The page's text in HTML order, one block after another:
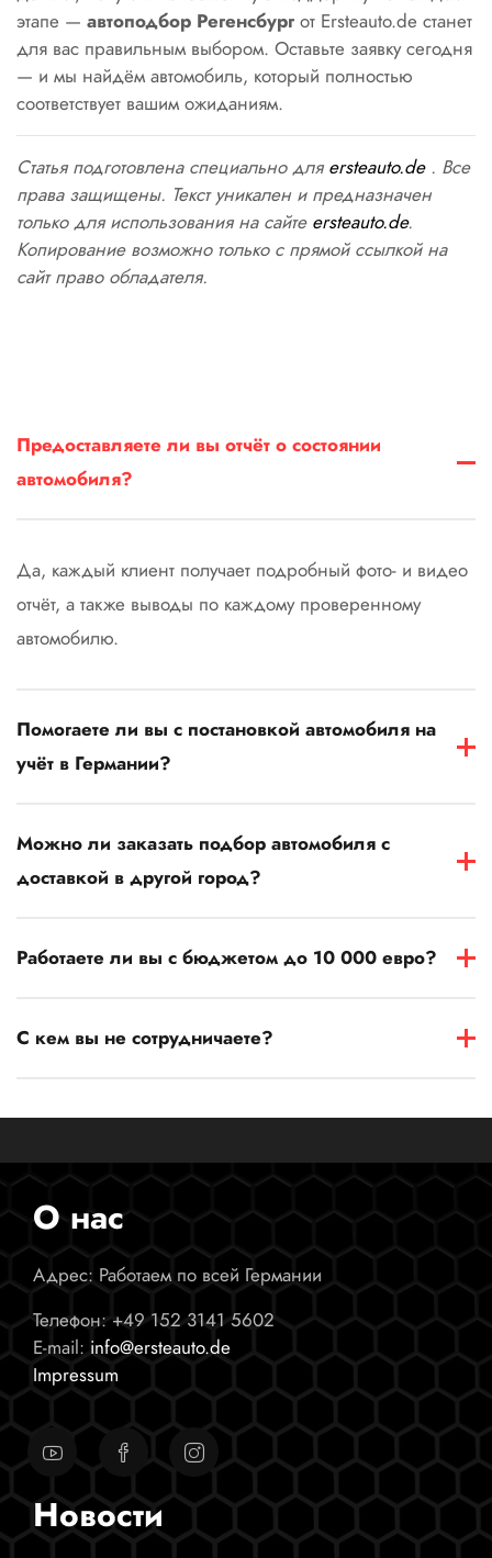
этапе — автоподбор Регенсбург от Ersteauto.de станет
для вас правильным выбором. Оставьте заявку сегодня
— и мы найдём автомобиль, который полностью
соответствует вашим ожиданиям.
Статья подготовлена специально дляersteauto.de. Все
права защищены. Текст уникален и предназначен
только для использования на сайте ersteauto.de.
Копирование возможно только с прямой ссылкой на
сайт право обладателя.
Предоставляете ли вы отчёт о состоянии
автомобиля?
Да, каждый клиент получает подробный фото- и видео
отчёт, а также выводы по каждому проверенному
автомобилю.
Помогаете ли вы с постановкой автомобиля на
учёт в Германии?
Можно ли заказать подбор автомобиля с
доставкой в другой город?
Работаете ли вы с бюджетом до 10 000 евро?
С кем вы не сотрудничаете?
О нас
Адрес: Работаем по всей Германии
Телефон:+49 152 3141 5602
E-mail: info@ersteauto.de
Impressum
Новости